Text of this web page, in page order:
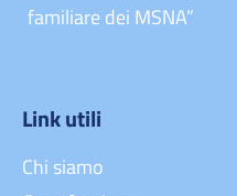
familiare dei MSNA”
Link utili
Chi siamo